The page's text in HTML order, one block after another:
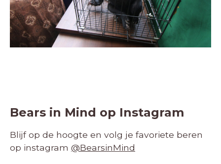
Bears in Mind op Instagram
Blijf op de hoogte en volg je favoriete beren
op instagram @BearsinMind